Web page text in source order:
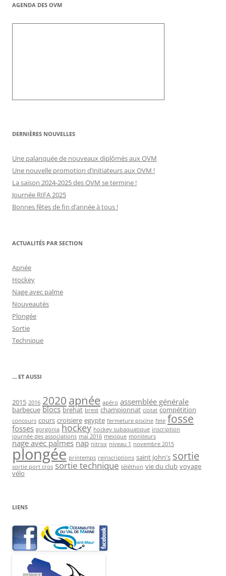
AGENDA DES OVM
DERNIÈRES NOUVELLES
Une palanquée de nouveaux diplômés aux OVM
Une nouvelle promotion d’initiateurs aux OVM !
La saison 2024-2025 des OVM se termine !
Journée RIFA 2025
Bonnes fêtes de fin d’année à tous !
ACTUALITÉS PAR SECTION
Apnée
Hockey
Nage avec palme
Nouveautés
Plongée
Sortie
Technique
… ET AUSSI
2015 2016 2020 apnée apéro assemblée générale
barbecue blocs brehat brest championnat ciotat compétition
concours cours croisiere egypte fermeture piscine fete fosse
fosses gorgonia hockey hockey subaquatique inscription
journée des associations mai 2016 mexique moniteurs
nage avec palmes nap nitrox niveau 1 novembre 2015
plongée printemps reinscriptions saint john's sortie
sortie port cros sortie technique téléthon vie du club voyage
vélo
LIENS